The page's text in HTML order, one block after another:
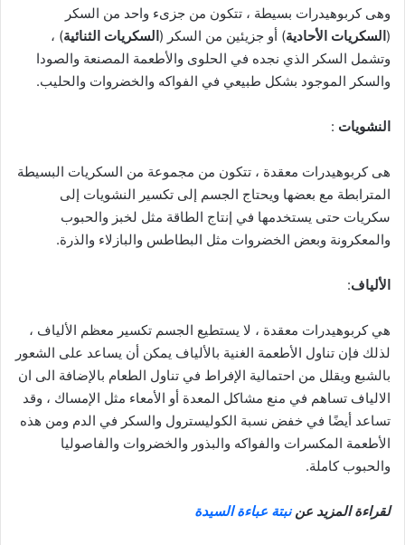
وهى كربوهيدرات بسيطة ، تتكون من جزىء واحد من السكر
(السكريات الأحادية) أو جزيئين من السكر (السكريات الثنائية) ،
وتشمل السكر الذي نجده في الحلوى والأطعمة المصنعة والصودا
والسكر الموجود بشكل طبيعي في الفواكه والخضروات والحليب.
النشويات :
هى كربوهيدرات معقدة ، تتكون من مجموعة من السكريات البسيطة
المترابطة مع بعضها ويحتاج الجسم إلى تكسير النشويات إلى
سكريات حتى يستخدمها في إنتاج الطاقة مثل لخبز والحبوب
والمعكرونة وبعض الخضروات مثل البطاطس والبازلاء والذرة.
الألياف:
هي كربوهيدرات معقدة ، لا يستطيع الجسم تكسير معظم الألياف ،
لذلك فإن تناول الأطعمة الغنية بالألياف يمكن أن يساعد على الشعور
بالشبع ويقلل من احتمالية الإفراط في تناول الطعام بالإضافة الى ان
الالياف تساهم في منع مشاكل المعدة أو الأمعاء مثل الإمساك ، وقد
تساعد أيضًا في خفض نسبة الكوليسترول والسكر في الدم ومن هذه
الأطعمة المكسرات والفواكه والبذور والخضروات والفاصوليا
والحبوب كاملة.
لقراءة المزيد عننبتة عباءة السيدة